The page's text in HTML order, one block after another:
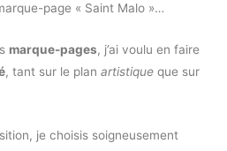
page « Saint Malo »…
marque-pages, j’ai voulu en faire
, tant sur le plan artistique que sur
je choisis soigneusement